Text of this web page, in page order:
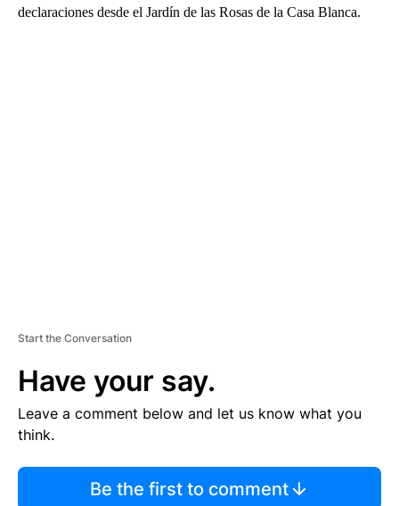
declaraciones desde el Jardín de las Rosas de la Casa Blanca.
Start the Conversation
Have your say.
Leave a comment below and let us know what you
think.
Be the first to comment